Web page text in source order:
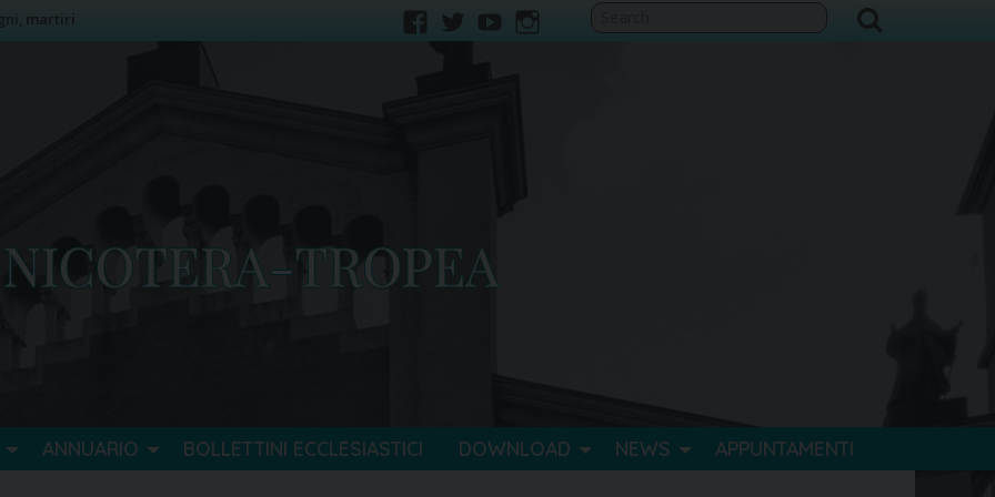
martiri facebook
twitteryoutubeinstagram
ANNUARIO BOLLETTINI ECCLESIASTICI DOWNLOAD NEWS APPUNTAMENTI